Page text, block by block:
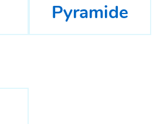
Pyramide